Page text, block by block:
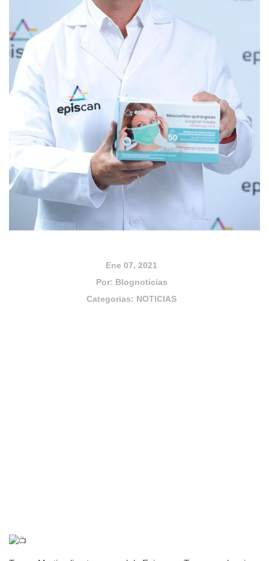
Ene 07, 2021
Por: Blognoticias
Categorias: NOTICIAS